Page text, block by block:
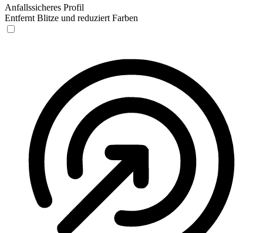
Anfallssicheres Profil
Entfernt Blitze und reduziert Farben